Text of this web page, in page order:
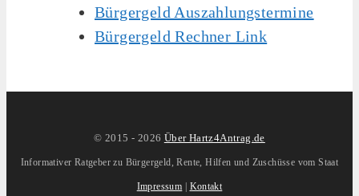
Bürgergeld Auszahlungstermine
Bürgergeld Rechner Link
© 2015 - 2026 Über Hartz4Antrag.de
Informativer Ratgeber zu Bürgergeld, Rente, Hilfen und Zuschüsse vom Staat
Impressum | Kontakt